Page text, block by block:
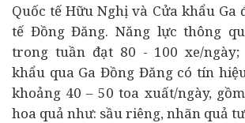
Quốc tế Hữu Nghị và Cửa khẩu Ga
tế Đồng Đăng. Năng lực thông
trong tuần đạt 80 - 100 xe/
khẩu qua Ga Đồng Đăng có tín
khoảng 40 – 50 toa xuất/ngày,
hoa quả như: sầu riêng, nhãn quả